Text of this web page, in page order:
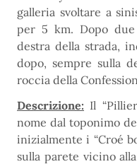
galleria svoltare a
per 5 km. Dopo
destra della strada,
dopo, sempre sulla
roccia della
Descrizione: Il
nome dal toponimo
inizialmente i “Croé
sulla parete vicino